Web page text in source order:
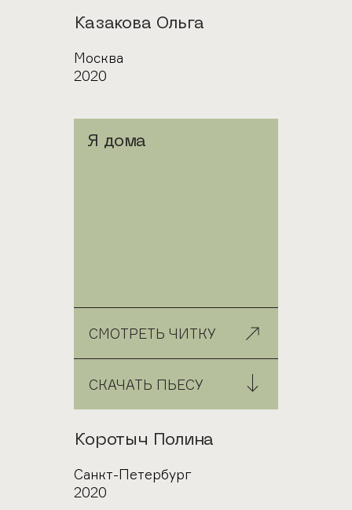
Автор
Казакова Ольга
Город
Москва
Год
2020
Я дома
СМОТРЕТЬ ЧИТКУ
СКАЧАТЬ ПЬЕСУ
Автор
Коротыч Полина
Город
Санкт-Петербург
Год
2020